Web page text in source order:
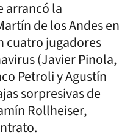
arrancó la
de los Andes en
cuatro jugadores
(Javier Pinola,
Petroli y Agustín
sorpresivas de
Rollheiser,